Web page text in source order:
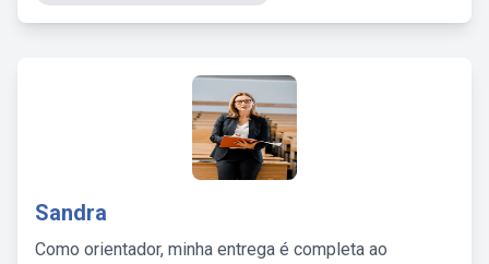
Sandra
Como orientador, minha entrega é completa ao